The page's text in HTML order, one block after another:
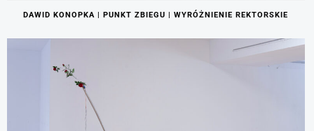
DAWID KONOPKA | PUNKT ZBIEGU | WYRÓŻNIENIE REKTORSKIE